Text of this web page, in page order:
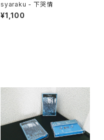
syaraku - 下哭情
¥1,100